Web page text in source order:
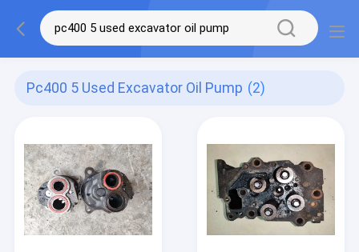
Pc400 5 Used Excavator Oil Pump (2)